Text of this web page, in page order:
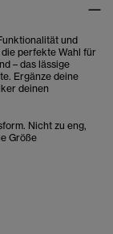
und
perfekte Wahl für
– das lässige
Ergänze deine
deinen
Nicht zu eng,
Größe